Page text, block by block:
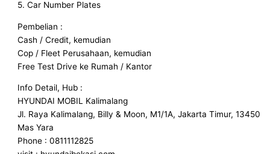
5. Car Number Plates
Pembelian :
Cash / Credit, kemudian
Cop / Fleet Perusahaan, kemudian
Free Test Drive ke Rumah / Kantor
Info Detail, Hub :
HYUNDAI MOBIL Kalimalang
Jl. Raya Kalimalang, Billy & Moon, M1/1A, Jakarta Timur, 13450
Mas Yara
Phone : 0811112825